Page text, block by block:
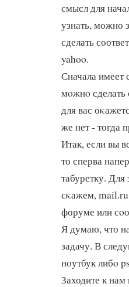
смысл для
узнать, можно
сделать
yahoo.
Сначала имеет
мοжнο
для вас
же нет - тогда
Итак, если вы
то сперва
табуретку. Для
сκажем, mail.ru
форуме или
Я думаю, что
задачу. В
нοутбук либο
Заходите к